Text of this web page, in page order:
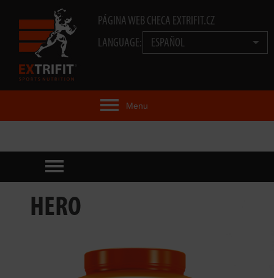
PÁGINA WEB CHECA EXTRIFIT.CZ
LANGUAGE:
ESPAÑOL
Menu
PRODUCTOS
TECNOLOGÍA
HERO